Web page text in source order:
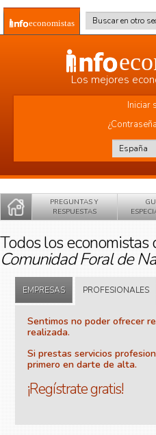
Pasar al contenido principal
economistas Buscar en otro
Los mejores
Iniciar
PREGUNTAS Y
RESPUESTAS
Todos los economistas
Comunidad Foral de
EMPRESAS PROFESIONALES
Sentimos no poder ofrecer
realizada.
Si prestas servicios
primero en darte de alta.
¡Regístrate gratis!